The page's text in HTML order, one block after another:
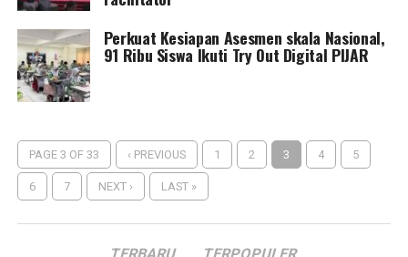
Perkuat Kesiapan Asesmen skala Nasional,
91 Ribu Siswa Ikuti Try Out Digital PIJAR
PAGE 3 OF 33 ‹ PREVIOUS 1 2 3 4 5
6 7 NEXT › LAST »